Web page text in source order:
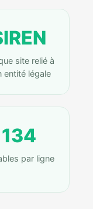
site relié à
entité légale
134
par ligne